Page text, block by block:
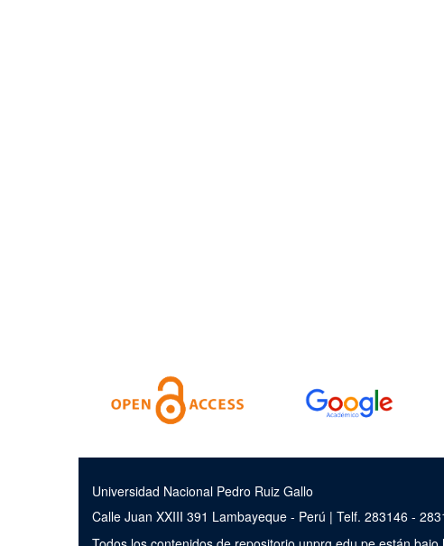
Universidad Nacional Pedro Ruiz Gallo
Calle Juan XXIII 391 Lambayeque - Perú | Telf. 283146 -